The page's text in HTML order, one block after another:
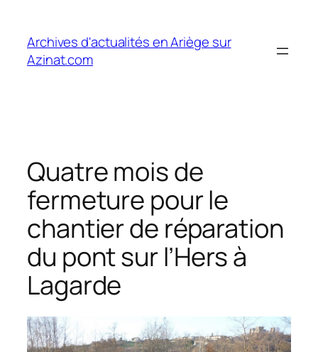
contenu
Archives d'actualités en Ariège sur
Azinat.com
Quatre mois de
fermeture pour le
chantier de réparation
du pont sur l’Hers à
Lagarde